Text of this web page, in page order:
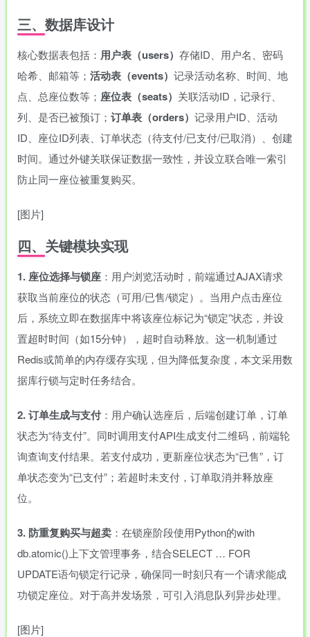
三、数据库设计
核心数据表包括： 用户表（users） 存储ID、用户名、密码
哈希、邮箱等； 活动表（events） 记录活动名称、时间、地
点、总座位数等； 座位表（seats） 关联活动ID，记录行、
列、是否已被预订； 订单表（orders） 记录用户ID、活动
ID、座位ID列表、订单状态（待支付/已支付/已取消）、创建
时间。通过外键关联保证数据一致性，并设立联合唯一索引
防止同一座位被重复购买。
[图片]
四、关键模块实现
1. 座位选择与锁座 ：用户浏览活动时，前端通过AJAX请求
获取当前座位的状态（可用/已售/锁定）。当用户点击座位
后，系统立即在数据库中将该座位标记为“锁定”状态，并设
置超时时间（如15分钟），超时自动释放。这一机制通过
Redis或简单的内存缓存实现，但为降低复杂度，本文采用数
据库行锁与定时任务结合。
2. 订单生成与支付：用户确认选座后，后端创建订单，订单
状态为“待支付”。同时调用支付API生成支付二维码，前端轮
询查询支付结果。若支付成功，更新座位状态为“已售”，订
单状态变为“已支付”；若超时未支付，订单取消并释放座
位。
3. 防重复购买与超卖 ：在锁座阶段使用Python的with
db.atomic()上下文管理事务，结合SELECT … FOR
UPDATE语句锁定行记录，确保同一时刻只有一个请求能成
功锁定座位。对于高并发场景，可引入消息队列异步处理。
[图片]